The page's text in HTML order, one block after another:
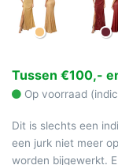
Tussen €100,-
Op voorraad
Dit is slechts een
een jurk niet meer
worden bijgewerkt.